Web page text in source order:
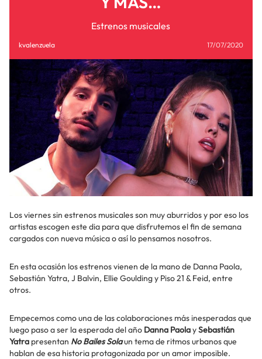
Estrenos musicales
kvalenzuela 17/07/2020
Los viernes sin estrenos musicales son muy aburridos y por eso los
artistas escogen este dia para que disfrutemos el fin de semana
cargados con nueva música o así lo pensamos nosotros.
En esta ocasión los estrenos vienen de la mano de Danna Paola,
Sebastián Yatra, J Balvin, Ellie Goulding y Piso 21 & Feid, entre
otros.
Empecemos como una de las colaboraciones más inesperadas que
luego paso a ser la esperada del año Danna PaolaySebastián
Yatra presentan No Bailes Solaun tema de ritmos urbanos que
hablan de esa historia protagonizada por un amor imposible.